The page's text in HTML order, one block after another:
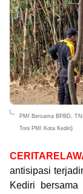
PMI Bersama BPBD,
Toni PMI Kota Kediri)
antisipasi
Kediri